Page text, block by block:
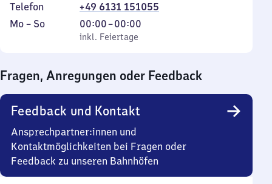
Telefon
+49 6131 151055
Montag
Mo – So,
inkl. Feiertage
00:00–00:00
Von
0
0
Uhr
inkl. Feiertage
Fragen, Anregungen oder Feedback
Feedback und Kontakt
Ansprechpartner:innen und
Kontaktmöglichkeiten bei Fragen oder
Feedback zu unseren Bahnhöfen